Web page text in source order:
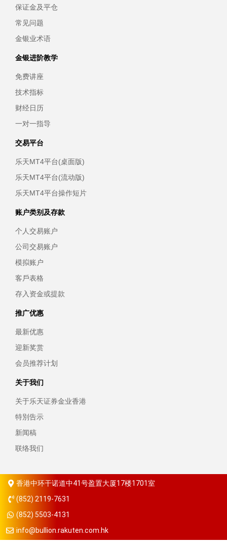
保证金及平仓
常见问题
金银业术语
金银进阶教学
免费讲座
技术指标
财经日历
一对一指导
交易平台
乐天MT4平台(桌面版)
乐天MT4平台(流动版)
乐天MT4平台操作短片
账户类别及存款
个人交易账户
公司交易账户
模拟账户
客戶表格
存入资金或提款
推广优惠
最新优惠
迎新奖赏
会员推荐计划
关于我们
关于乐天证券金业香港
特別告示
新闻稿
联络我们
香港中环干诺道中41号盈置大厦17楼1701室
(852) 2119-7631
(852) 5503-4131
info@bullion.rakuten.com.hk